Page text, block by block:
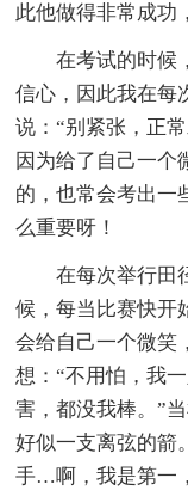
此他做得非常成功
在考试的时候
信心，因此我在每
说：“别紧张，正
因为给了自己一个
的，也常会考出一
么重要呀！
在每次举行田
候，每当比赛快开
会给自己一个微笑
想：“不用怕，我
害，都没我棒。”
好似一支离弦的箭
手…啊，我是第一